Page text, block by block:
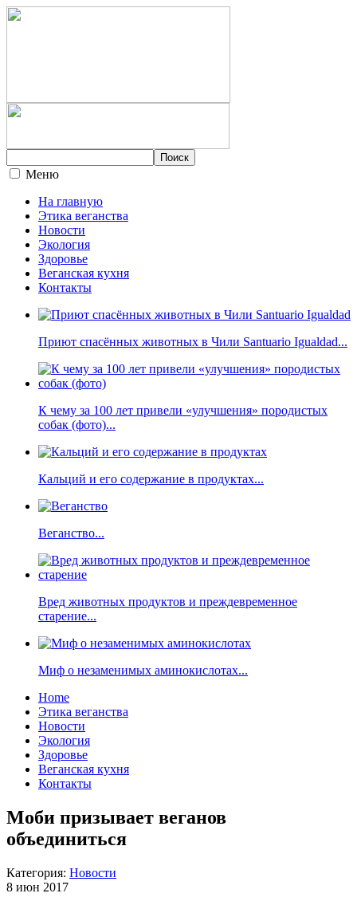
Меню
На главную
Этика веганства
Новости
Экология
Здоровье
Веганская кухня
Контакты
Приют спасённых животных в Чили Santuario Igualdad...
К чему за 100 лет привели «улучшения» породистых
собак (фото)...
Кальций и его содержание в продуктах...
Веганство...
Вред животных продуктов и преждевременное
старение...
Миф о незаменимых аминокислотах...
Home
Этика веганства
Новости
Экология
Здоровье
Веганская кухня
Контакты
Моби призывает веганов
объединиться
Категория: Новости
8 июн 2017